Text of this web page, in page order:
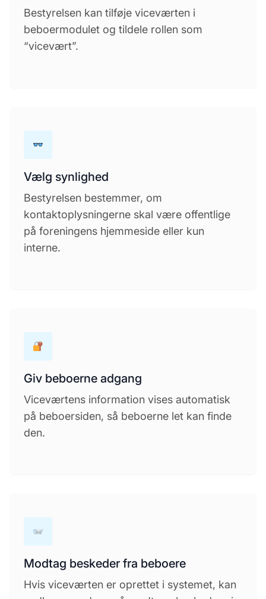
Bestyrelsen kan tilføje viceværten i
beboermodulet og tildele rollen som
“vicevært”.
Vælg synlighed
Bestyrelsen bestemmer, om
kontaktoplysningerne skal være offentlige
på foreningens hjemmeside eller kun
interne.
Giv beboerne adgang
Viceværtens information vises automatisk
på beboersiden, så beboerne let kan finde
den.
Modtag beskeder fra beboere
Hvis viceværten er oprettet i systemet, kan